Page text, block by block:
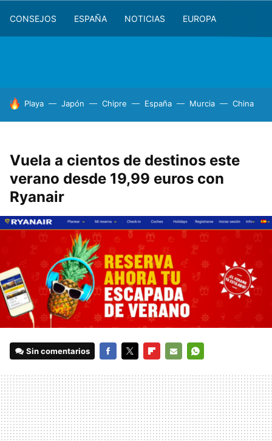
CONSEJOS ESPAÑA NOTICIAS EUROPA
HOY SE HABLA DE
Playa Japón Chipre España Murcia China
Vuela a cientos de destinos este
verano desde 19,99 euros con
Ryanair
Sin comentarios
MAIL